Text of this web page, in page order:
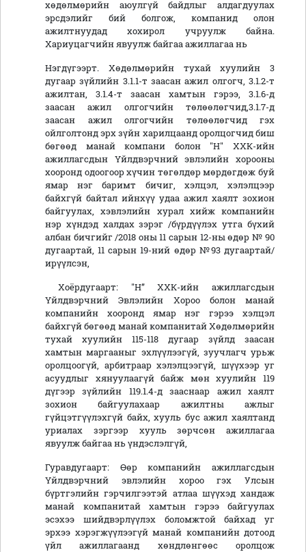
хөдөлмөрийн аюулгүй байдлыг алдагдуулах
эрсдэлийг бий болгож, компанид олон
ажилтнуудад хохирол учруулж байна.
Хариуцагчийн явуулж байгаа ажиллагаа нь
Нэгдүгээрт. Хөдөлмөрийн тухай хуулийн 3
дугаар зүйлийн 3.1.1-т заасан ажил олгогч, 3.1.2-т
ажилтан, 3.1.4-т заасан хамтын гэрээ, 3.1.6-д
заасан ажил олгогчийн төлөөлөгчид,3.1.7-д
заасан ажил олгогчийн төлөөлөгчид гэх
ойлголтонд эрх зүйн харилцаанд оролцогчид биш
бөгөөд манай компани болон "Н" ХХК-ийн
ажиллагсдын Үйлдвэрчний эвлэлийн хорооны
хооронд одоогоор хүчин төгөлдөр мөрдөгдөж буй
ямар нэг баримт бичиг, хэлцэл, хэлэлцээр
байхгүй байтал ийнхүү удаа ажил хаялт зохион
байгуулах, хэвлэлийн хурал хийж компанийн
нэр хүндэд халдах зэрэг /бүрдүүлэх утга бүхий
албан бичгийг /2018 оны 11 сарын 12-ны өдөр № 90
дугаартай, 11 сарын 19-ний өдөр №93 дугаартай/
ирүүлсэн,
Хоёрдугаарт: "Н” ХХК-ийн ажиллагсдын
Үйлдвэрчний Эвлэлийн Хороо болон манай
компанийн хооронд ямар нэг гэрээ хэлцэл
байхгүй бөгөөд манай компанитай Хөдөлмөрийн
тухай хуулийн 115-118 дугаар зүйлд заасан
хамтын маргааныг эхлүүлээгүй, зуучлагч урьж
оролцоогүй, арбитраар хэлэлцээгүй, шүүхээр уг
асуудлыг хянуулаагүй байж мөн хуулийн 119
дүгээр зүйлийн 119.1.4-д зааснаар ажил хаялт
зохион байгуулахаар ажилтны ажлыг
гүйцэтгүүлэхгүй байх, хууль бус ажил хаялтанд
уриалах зэргээр хууль зөрчсөн ажиллагаа
явуулж байгаа нь үндэслэлгүй,
Гуравдугаарт: Өөр компанийн ажиллагсдын
Үйлдвэрчний эвлэлийн хороо гэх Улсын
бүртгэлийн гэрчилгээтэй атлаа шүүхэд хандаж
манай компанитай хамтын гэрээ байгуулах
эсэхээ шийдвэрлүүлэх боломжтой байхад уг
эрхээ хэрэгжүүлээгүй манай компанийн дотоод
үйл ажиллагаанд хөндлөнгөөс оролцож